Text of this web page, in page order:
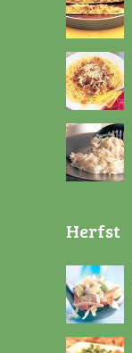
Herfst